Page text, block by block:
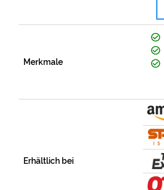
Merkmale
Erhältlich bei